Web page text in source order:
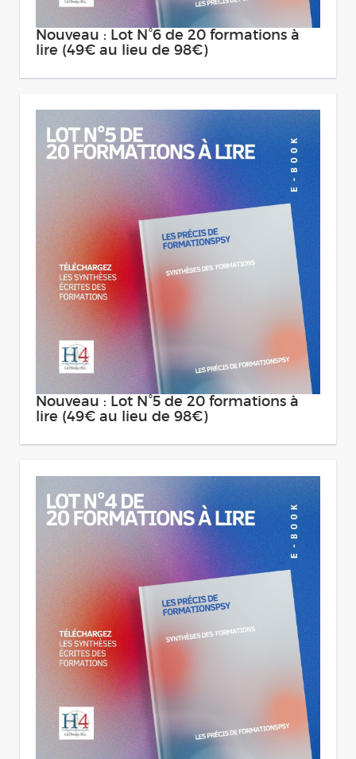
Nouveau : Lot N°6 de 20 formations à
lire (49€ au lieu de 98€)
Nouveau : Lot N°5 de 20 formations à
lire (49€ au lieu de 98€)